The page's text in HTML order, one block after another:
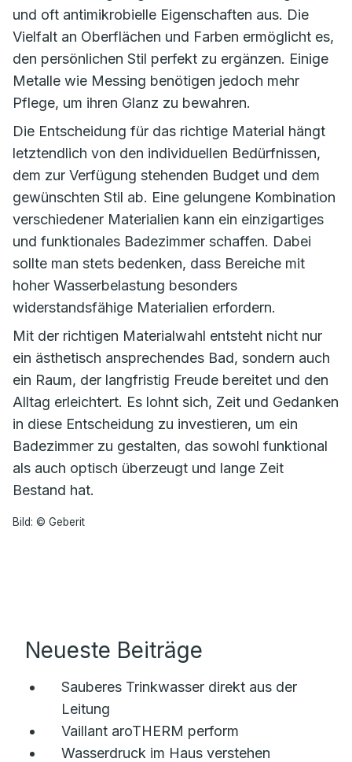
und oft antimikrobielle Eigenschaften aus. Die
Vielfalt an Oberflächen und Farben ermöglicht es,
den persönlichen Stil perfekt zu ergänzen. Einige
Metalle wie Messing benötigen jedoch mehr
Pflege, um ihren Glanz zu bewahren.
Die Entscheidung für das richtige Material hängt
letztendlich von den individuellen Bedürfnissen,
dem zur Verfügung stehenden Budget und dem
gewünschten Stil ab. Eine gelungene Kombination
verschiedener Materialien kann ein einzigartiges
und funktionales Badezimmer schaffen. Dabei
sollte man stets bedenken, dass Bereiche mit
hoher Wasserbelastung besonders
widerstandsfähige Materialien erfordern.
Mit der richtigen Materialwahl entsteht nicht nur
ein ästhetisch ansprechendes Bad, sondern auch
ein Raum, der langfristig Freude bereitet und den
Alltag erleichtert. Es lohnt sich, Zeit und Gedanken
in diese Entscheidung zu investieren, um ein
Badezimmer zu gestalten, das sowohl funktional
als auch optisch überzeugt und lange Zeit
Bestand hat.
Bild: © Geberit
Neueste Beiträge
Sauberes Trinkwasser direkt aus der
Leitung
Vaillant aroTHERM perform
Wasserdruck im Haus verstehen